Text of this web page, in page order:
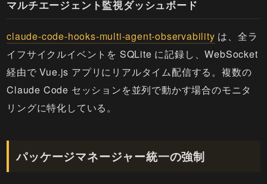
マルチエージェント監視ダッシュボード
claude-code-hooks-multi-agent-observability は、全ラ
イフサイクルイベントを SQLite に記録し、WebSocket
経由で Vue.js アプリにリアルタイム配信する。複数の
Claude Code セッションを並列で動かす場合のモニタ
リングに特化している。
パッケージマネージャー統一の強制